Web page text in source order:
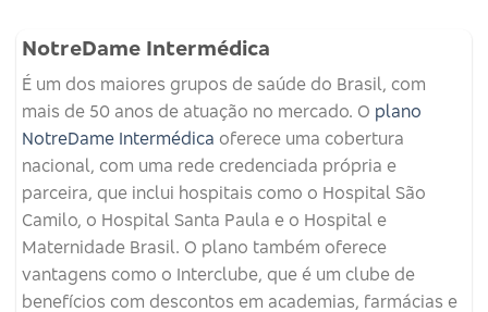
NotreDame Intermédica
É um dos maiores grupos de saúde do Brasil, com
mais de 50 anos de atuação no mercado. O plano
NotreDame Intermédica oferece uma cobertura
nacional, com uma rede credenciada própria e
parceira, que inclui hospitais como o Hospital São
Camilo, o Hospital Santa Paula e o Hospital e
Maternidade Brasil. O plano também oferece
vantagens como o Interclube, que é um clube de
benefícios com descontos em academias, farmácias e